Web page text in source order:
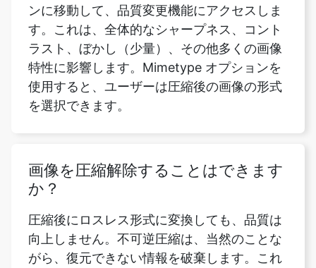
特性に影響します。Mimetype オプションを
使用すると、ユーザーは圧縮後の画像の形式
を選択できます。
画像を圧縮解除することはできます
圧縮後にロスレス形式に変換しても、品質は
向上しません。不可逆圧縮は、当然のことな
がら、復元できない情報を破棄します。これ
は、一度圧縮された画像は圧縮解除できない
ことを示しています。